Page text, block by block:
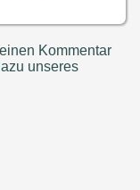
Kommentar
unseres